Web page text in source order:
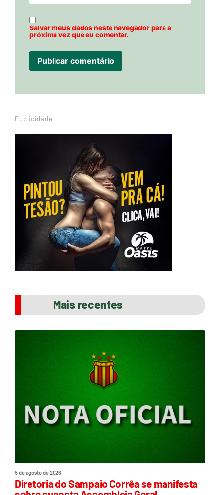
Salvar meus dados neste navegador para a
próxima vez que eu comentar.
Publicidade
Mais recentes
5 de agosto de 2026
Diretoria do Sampaio Corrêa se manifesta